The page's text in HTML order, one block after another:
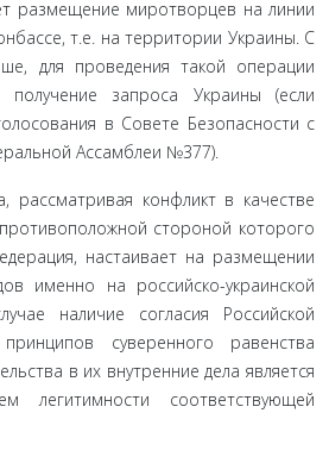
размещение миротворцев на линии
т.е. на территории Украины. С
для проведения такой операции
запроса Украины (если
в Совете Безопасно­сти с
Ассамблеи №377).
рассматривая конфликт в ка­честве
стороной которого
настаивает на размещении
именно на россий­ско-украинской
наличие согласия Российской
суверенного ра­венства
в их внутренние дела является
легитимности соответству­ющей